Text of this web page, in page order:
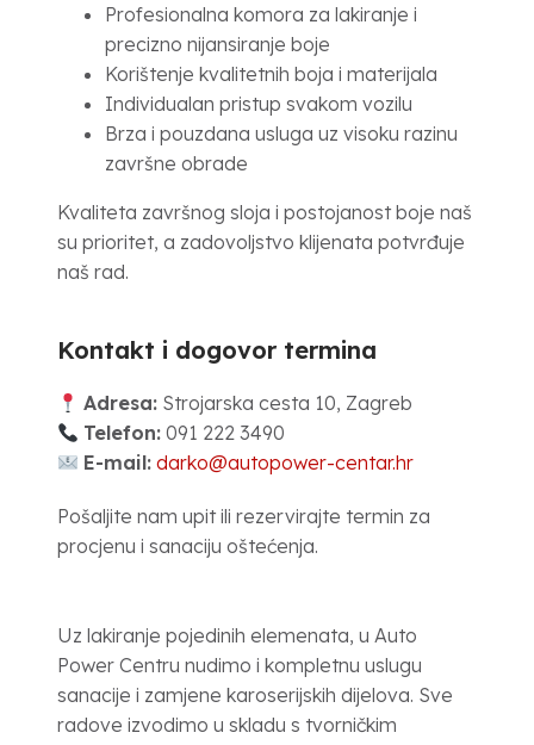
Profesionalna komora za lakiranje i
precizno nijansiranje boje
Korištenje kvalitetnih boja i materijala
Individualan pristup svakom vozilu
Brza i pouzdana usluga uz visoku razinu
završne obrade
Kvaliteta završnog sloja i postojanost boje naš
su prioritet, a zadovoljstvo klijenata potvrđuje
naš rad.
Kontakt i dogovor termina
Adresa: Strojarska cesta 10, Zagreb
Telefon: 091 222 3490
E-mail: darko@autopower-centar.hr
Pošaljite nam upit ili rezervirajte termin za
procjenu i sanaciju oštećenja.
Uz lakiranje pojedinih elemenata, u Auto
Power Centru nudimo i kompletnu uslugu
sanacije i zamjene karoserijskih dijelova. Sve
radove izvodimo u skladu s tvorničkim